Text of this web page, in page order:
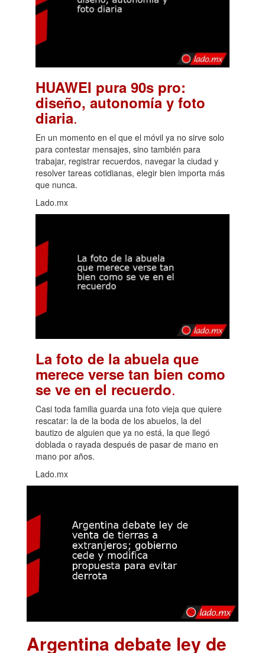
HUAWEI pura 90s pro:
diseño, autonomía y foto
diaria.
En un momento en el que el móvil ya no sirve solo
para contestar mensajes, sino también para
trabajar, registrar recuerdos, navegar la ciudad y
resolver tareas cotidianas, elegir bien importa más
que nunca.
Lado.mx
La foto de la abuela que
merece verse tan bien como
se ve en el recuerdo.
Casi toda familia guarda una foto vieja que quiere
rescatar: la de la boda de los abuelos, la del
bautizo de alguien que ya no está, la que llegó
doblada o rayada después de pasar de mano en
mano por años.
Lado.mx
Argentina debate ley de